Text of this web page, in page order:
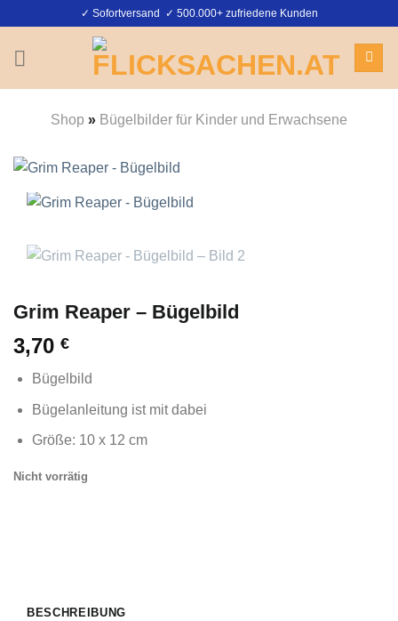
springen
✓ Sofortversand ✓ 500.000+ zufriedene Kunden
Shop » Bügelbilder für Kinder und Erwachsene
Grim Reaper – Bügelbild
3,70 €
Bügelbild
Bügelanleitung ist mit dabei
Größe: 10 x 12 cm
Nicht vorrätig
BESCHREIBUNG